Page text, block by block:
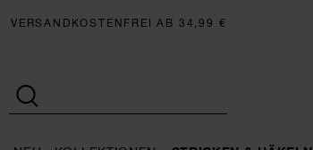
VERSANDKOSTENFREI AB 34,99 €